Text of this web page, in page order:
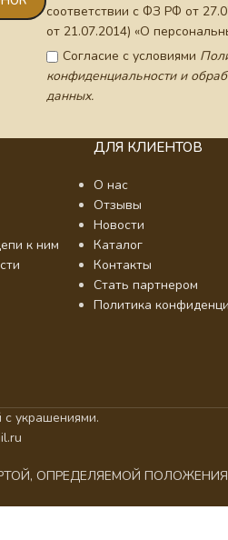
соответствии с ФЗ РФ от
от 21.07.2014) «О
Согласие с условиями
конфиденциальности и
данных.
к ним
ДЛЯ КЛИЕНТОВ
О нас
Отзывы
Новости
Каталог
Контакты
Стать партнером
Политика
украшениями.
ОПРЕДЕЛЯЕМОЙ